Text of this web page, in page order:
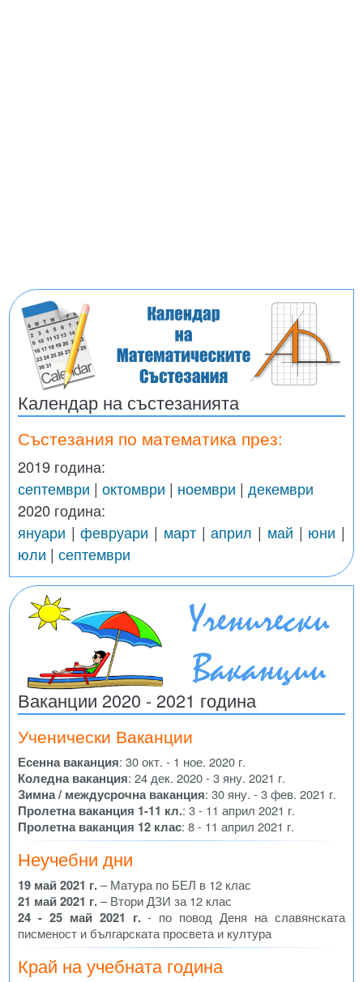
Календар на състезанията
Състезания по математика през:
2019 година:
септември | октомври | ноември | декември
2020 година:
януари |февруари | март|април | май | юни |
юли | септември
Ваканции 2020 - 2021 година
Ученически Ваканции
Есенна ваканция: 30 окт. - 1 ное. 2020 г.
Коледна ваканция: 24 дек. 2020 - 3 яну. 2021 г.
Зимна / междусрочна ваканция: 30 яну. - 3 фев. 2021 г.
Пролетна ваканция 1-11 кл.: 3 - 11 април 2021 г.
Пролетна ваканция 12 клас: 8 - 11 април 2021 г.
Неучебни дни
19 май 2021 г.– Матура по БЕЛ в 12 клас
21 май 2021 г.– Втори ДЗИ за 12 клас
24 - 25 май 2021 г.- по повод Деня на славянската
писменост и българската просвета и култура
Край на учебната година